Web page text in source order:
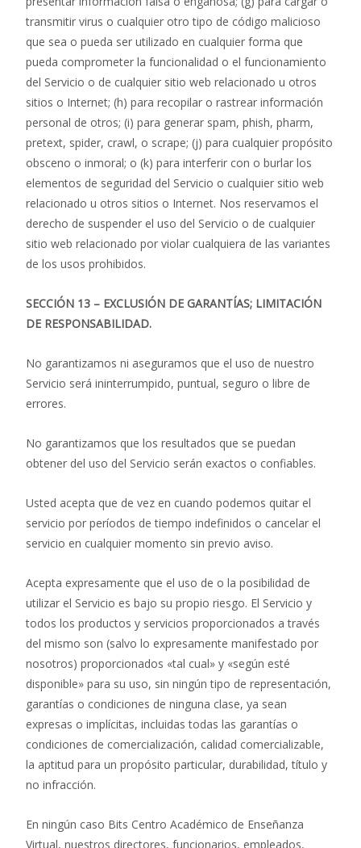
transmitir virus o cualquier otro tipo de código malicioso
que sea o pueda ser utilizado en cualquier forma que
pueda comprometer la funcionalidad o el funcionamiento
del Servicio o de cualquier sitio web relacionado u otros
sitios o Internet; (h) para recopilar o rastrear información
personal de otros; (i) para generar spam, phish, pharm,
pretext, spider, crawl, o scrape; (j) para cualquier propósito
obsceno o inmoral; o (k) para interferir con o burlar los
elementos de seguridad del Servicio o cualquier sitio web
relacionado u otros sitios o Internet. Nos reservamos el
derecho de suspender el uso del Servicio o de cualquier
sitio web relacionado por violar cualquiera de las variantes
de los usos prohibidos.
SECCIÓN 13 – EXCLUSIÓN DE GARANTÍAS; LIMITACIÓN
DE RESPONSABILIDAD.
No garantizamos ni aseguramos que el uso de nuestro
Servicio será ininterrumpido, puntual, seguro o libre de
errores.
No garantizamos que los resultados que se puedan
obtener del uso del Servicio serán exactos o confiables.
Usted acepta que de vez en cuando podemos quitar el
servicio por períodos de tiempo indefinidos o cancelar el
servicio en cualquier momento sin previo aviso.
Acepta expresamente que el uso de o la posibilidad de
utilizar el Servicio es bajo su propio riesgo. El Servicio y
todos los productos y servicios proporcionados a través
del mismo son (salvo lo expresamente manifestado por
nosotros) proporcionados «tal cual» y «según esté
disponible» para su uso, sin ningún tipo de representación,
garantías o condiciones de ninguna clase, ya sean
expresas o implícitas, incluidas todas las garantías o
condiciones de comercialización, calidad comercializable,
la aptitud para un propósito particular, durabilidad, título y
no infracción.
En ningún caso Bits Centro Académico de Enseñanza
Virtual, nuestros directores, funcionarios, empleados,